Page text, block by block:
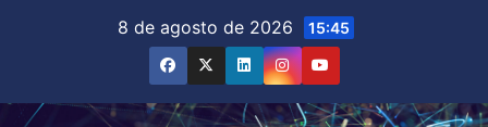
8 de agosto de 2026 15:45